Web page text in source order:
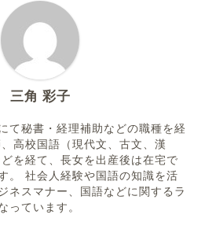
三角 彩子
て秘書・経理補助などの職種を経
高校国語（現代文、古文、漢
を経て、長女を出産後は在宅で
。 社会人経験や国語の知識を活
ネスマナー、国語などに関するラ
っています。